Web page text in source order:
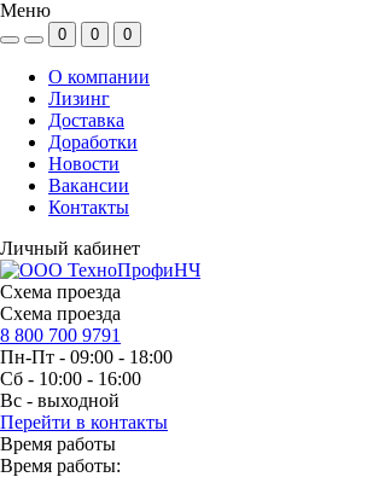
Меню
0 0 0
О компании
Лизинг
Доставка
Доработки
Новости
Вакансии
Контакты
Личный кабинет
Схема проезда
Схема проезда
8 800 700 9791
Пн-Пт - 09:00 - 18:00
Сб - 10:00 - 16:00
Вс - выходной
Перейти в контакты
Время работы
Время работы: